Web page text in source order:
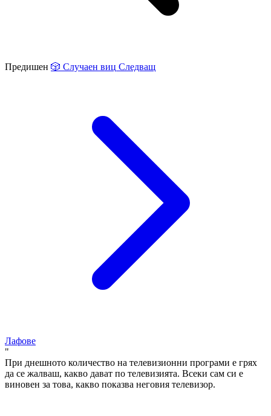
Предишен 🎲 Случаен виц Следващ
Лафове
"
При днешното количество на телевизионни програми е грях
да се жалваш, какво дават по телевизията. Всеки сам си е
виновен за това, какво показва неговия телевизор.